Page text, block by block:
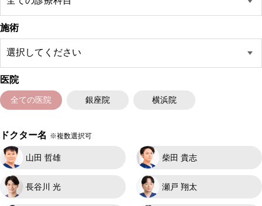
施術
医院
全ての医院 銀座院 横浜院
ドクター名 ※複数選択可
山田 哲雄 柴田 貴志
長谷川 光 瀬戸 翔太